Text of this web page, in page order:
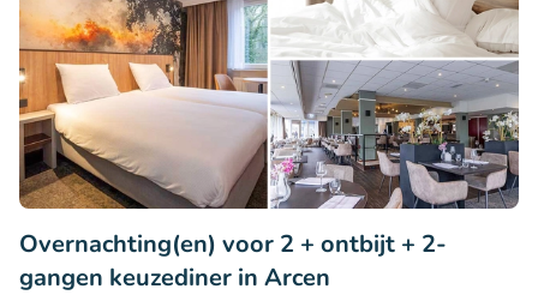
Overnachting(en) voor 2 + ontbijt + 2-
gangen keuzediner in Arcen